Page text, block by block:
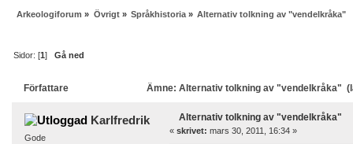
Arkeologiforum » Övrigt» Språkhistoria» Alternativ tolkning av "vendelkråka"
Sidor: [1]Gå ned
Författare Ämne: Alternativ tolkning av "vendelkråka"
Karlfredrik
Gode
Alternativ tolkning av "vendelkråka"
« skrivet: mars 30, 2011, 16:34 »